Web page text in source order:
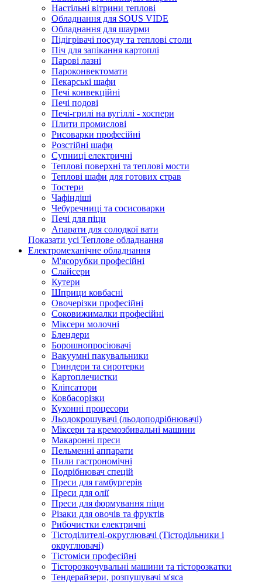
Настільні вітрини теплові
Обладнання для SOUS VIDE
Обладнання для шаурми
Підігрівачі посуду та теплові столи
Піч для запікання картоплі
Парові лазні
Пароконвектомати
Пекарські шафи
Печі конвекційні
Печі подові
Печі-грилі на вугіллі - хоспери
Плити промислові
Рисоварки професійні
Розстійні шафи
Супниці електричні
Теплові поверхні та теплові мости
Теплові шафи для готових страв
Тостери
Чафіндіші
Чебуречниці та сосисоварки
Печі для піци
Апарати для солодкої вати
Показати усі Теплове обладнання
Електромеханічне обладнання
М'ясорубки професійні
Слайсери
Кутери
Шприци ковбасні
Овочерізки професійні
Соковижималки професійні
Міксери молочні
Блендери
Борошнопросіювачі
Вакуумні пакувальники
Гриндери та сиротерки
Картоплечистки
Кліпсатори
Ковбасорізки
Кухонні процесори
Льодокрошувачі (льодоподрібнювачі)
Міксери та кремозбивальні машини
Макаронні преси
Пельменні аппарати
Пили гастрономічні
Подрібнювач спецій
Преси для гамбургерів
Преси для олії
Преси для формування піци
Різаки для овочів та фруктів
Рибочистки електричні
Тістоділителі-округлювачі (Тістодільники і
округлювачі)
Тістоміси професійні
Тісторозкочувальні машини та тісторозкатки
Тендерайзери, розпушувачі м'яса